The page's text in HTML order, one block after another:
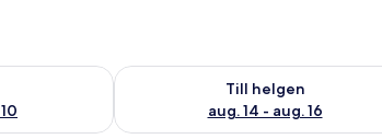
för imorgon aug. 9 - aug. 10
Till helgen
aug. 14 - aug. 16
Kontrollera tillgängligheten för